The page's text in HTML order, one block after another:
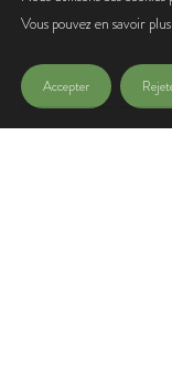
J'accepte de recevoir
Vous pouvez en savoir
Accepter